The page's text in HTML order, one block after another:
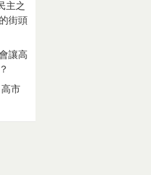
主之
街頭
讓高
市